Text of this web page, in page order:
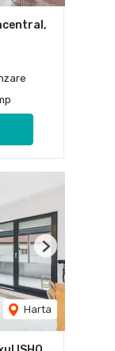
Harta
Next